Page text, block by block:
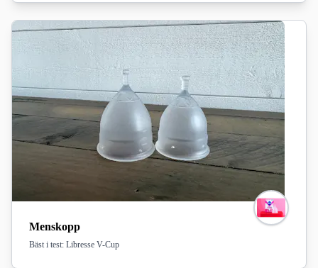
Menskopp
Bäst i test: Libresse V-Cup